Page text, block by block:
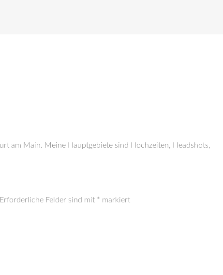
am Main. Meine Hauptgebiete sind Hochzeiten, Headshots,
Erforderliche Felder sind mit * markiert